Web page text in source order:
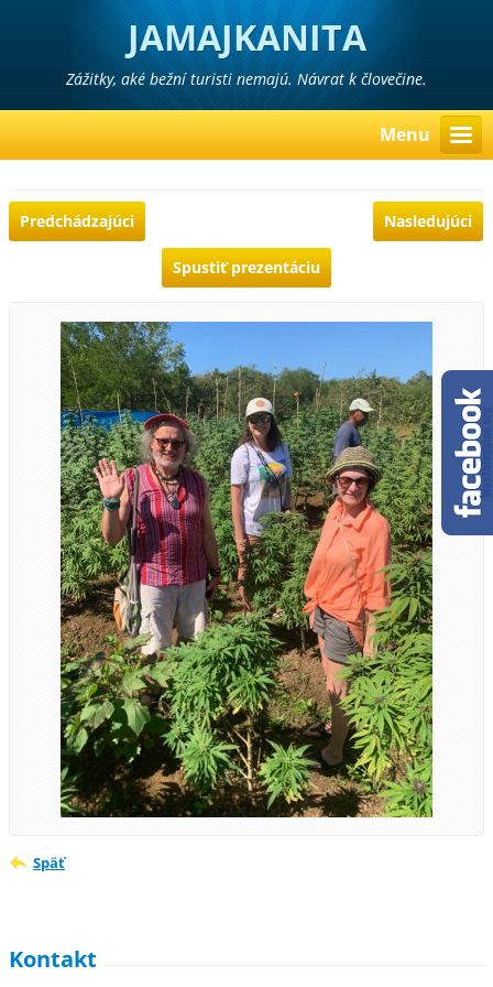
JAMAJKANITA
Zážitky, aké bežní turisti nemajú. Návrat k človečine.
Menu
Predchádzajúci Nasledujúci
Spustiť prezentáciu
Späť
Kontakt